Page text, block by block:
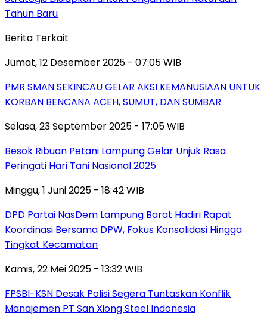
Tahun Baru
Berita Terkait
Jumat, 12 Desember 2025 - 07:05 WIB
PMR SMAN SEKINCAU GELAR AKSI KEMANUSIAAN UNTUK
KORBAN BENCANA ACEH, SUMUT, DAN SUMBAR
Selasa, 23 September 2025 - 17:05 WIB
Besok Ribuan Petani Lampung Gelar Unjuk Rasa
Peringati Hari Tani Nasional 2025
Minggu, 1 Juni 2025 - 18:42 WIB
DPD Partai NasDem Lampung Barat Hadiri Rapat
Koordinasi Bersama DPW, Fokus Konsolidasi Hingga
Tingkat Kecamatan
Kamis, 22 Mei 2025 - 13:32 WIB
FPSBI-KSN Desak Polisi Segera Tuntaskan Konflik
Manajemen PT San Xiong Steel Indonesia